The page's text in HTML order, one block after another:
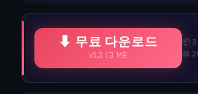
⬇ 무료 다운로드
v5.3 | 3 MB
📦
📅